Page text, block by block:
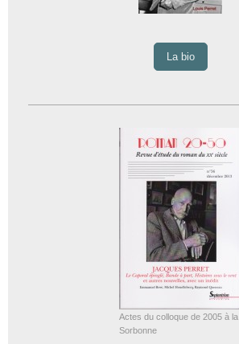
La bio
Actes du colloque de 2005 à la
Sorbonne